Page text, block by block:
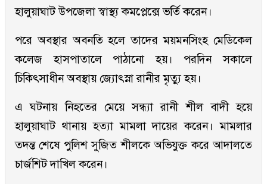
হালুয়াঘাট উপজেলা স্বাস্থ্য কমপ্লেক্সে ভর্তি করেন।
পরে অবস্থার অবনতি হলে তাদের ময়মনসিংহ মেডিকেল
কলেজ হাসপাতালে পাঠানো হয়। পরদিন সকালে
চিকিৎসাধীন অবস্থায় জ্যোৎস্না রানীর মৃত্যু হয়।
এ ঘটনায় নিহতের মেয়ে সন্ধ্যা রানী শীল বাদী হয়ে
হালুয়াঘাট থানায় হত্যা মামলা দায়ের করেন। মামলার
তদন্ত শেষে পুলিশ সুজিত শীলকে অভিযুক্ত করে আদালতে
চার্জশিট দাখিল করেন।